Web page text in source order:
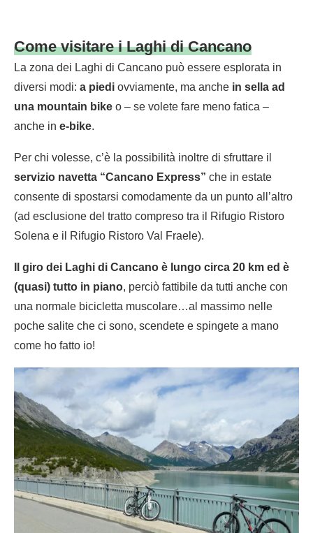
Come visitare i Laghi di Cancano
La zona dei Laghi di Cancano può essere esplorata in
diversi modi: a piedi ovviamente, ma anche in sella ad
una mountain bike o – se volete fare meno fatica –
anche in e-bike.
Per chi volesse, c’è la possibilità inoltre di sfruttare il
servizio navetta “Cancano Express” che in estate
consente di spostarsi comodamente da un punto all’altro
(ad esclusione del tratto compreso tra il Rifugio Ristoro
Solena e il Rifugio Ristoro Val Fraele).
Il giro dei Laghi di Cancano è lungo circa 20 km ed è
(quasi) tutto in piano, perciò fattibile da tutti anche con
una normale bicicletta muscolare…al massimo nelle
poche salite che ci sono, scendete e spingete a mano
come ho fatto io!